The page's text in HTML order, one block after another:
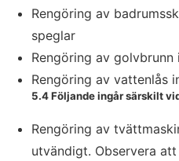
Rengöring av
speglar
Rengöring av
Rengöring av vattenlås
5.4 Följande ingår särskilt
Rengöring av
utvändigt. Observera